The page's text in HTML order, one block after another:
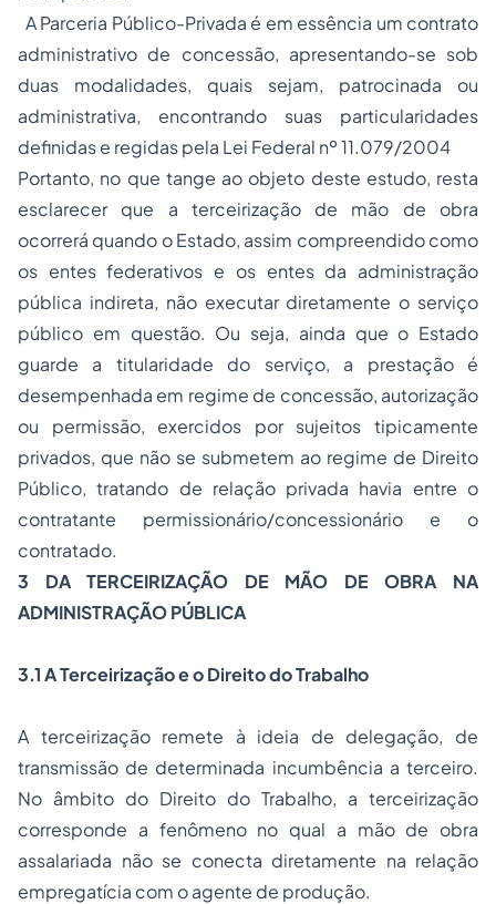
A Parceria Público-Privada é em essência um contrato
administrativo de concessão, apresentando-se sob
duas modalidades, quais sejam, patrocinada ou
administrativa, encontrando suas particularidades
definidas e regidas pela Lei Federal nº 11.079/2004
Portanto, no que tange ao objeto deste estudo, resta
esclarecer que a terceirização de mão de obra
ocorrerá quando o Estado, assim compreendido como
os entes federativos e os entes da administração
pública indireta, não executar diretamente o serviço
público em questão. Ou seja, ainda que o Estado
guarde a titularidade do serviço, a prestação é
desempenhada em regime de concessão, autorização
ou permissão, exercidos por sujeitos tipicamente
privados, que não se submetem ao regime de Direito
Público, tratando de relação privada havia entre o
contratante permissionário/concessionário e o
contratado.
3 DA TERCEIRIZAÇÃO DE MÃO DE OBRA NA
ADMINISTRAÇÃO PÚBLICA
3.1 A Terceirização e o Direito do Trabalho
A terceirização remete à ideia de delegação, de
transmissão de determinada incumbência a terceiro.
No âmbito do Direito do Trabalho, a terceirização
corresponde a fenômeno no qual a mão de obra
assalariada não se conecta diretamente na relação
empregatícia com o agente de produção.